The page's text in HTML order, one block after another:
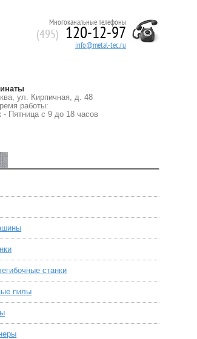
Многоканальные телефоны
(495) 120-12-97
info@metal-tec.ru
ул. Кирпичная, д. 48
работы:
- Пятница с 9 до 18 часов
станки
пилы